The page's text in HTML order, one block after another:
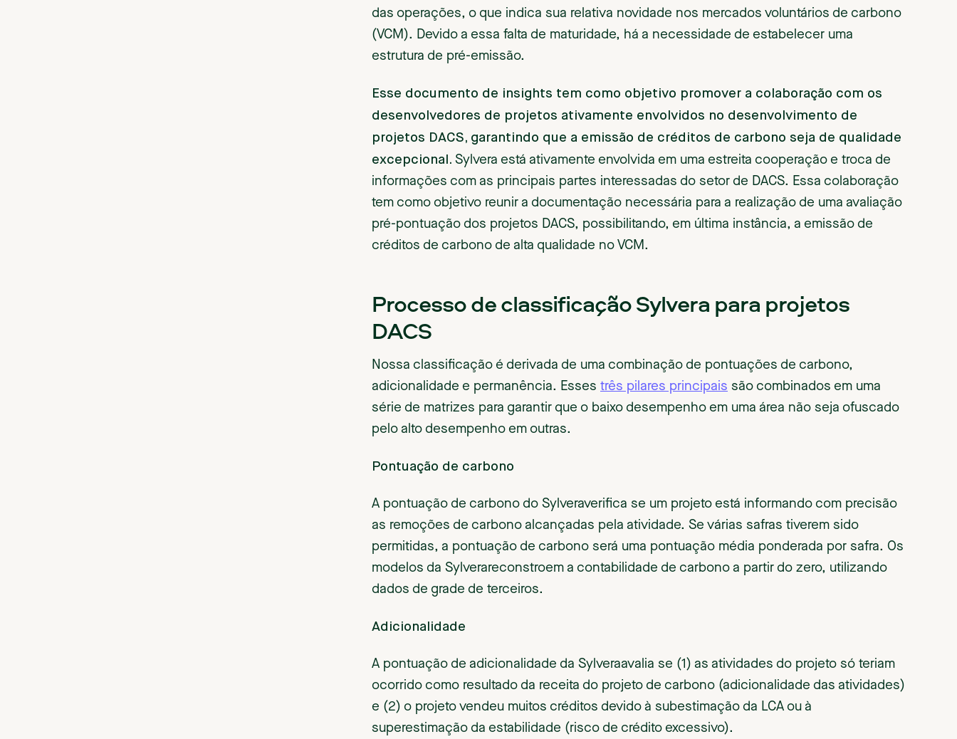
das operações, o que indica sua relativa novidade nos mercados voluntários de carbono
(VCM). Devido a essa falta de maturidade, há a necessidade de estabelecer uma
estrutura de pré-emissão.
Esse documento de insights tem como objetivo promover a colaboração com os
desenvolvedores de projetos ativamente envolvidos no desenvolvimento de
projetos DACS, garantindo que a emissão de créditos de carbono seja de qualidade
excepcional. Sylvera está ativamente envolvida em uma estreita cooperação e troca de
informações com as principais partes interessadas do setor de DACS. Essa colaboração
tem como objetivo reunir a documentação necessária para a realização de uma avaliação
pré-pontuação dos projetos DACS, possibilitando, em última instância, a emissão de
créditos de carbono de alta qualidade no VCM.
Processo de classificação Sylvera para projetos
DACS
Nossa classificação é derivada de uma combinação de pontuações de carbono,
adicionalidade e permanência. Esses três pilares principais são combinados em uma
série de matrizes para garantir que o baixo desempenho em uma área não seja ofuscado
pelo alto desempenho em outras.
Pontuação de carbono
A pontuação de carbono do Sylveraverifica se um projeto está informando com precisão
as remoções de carbono alcançadas pela atividade. Se várias safras tiverem sido
permitidas, a pontuação de carbono será uma pontuação média ponderada por safra. Os
modelos da Sylverareconstroem a contabilidade de carbono a partir do zero, utilizando
dados de grade de terceiros.
Adicionalidade
A pontuação de adicionalidade da Sylveraavalia se (1) as atividades do projeto só teriam
ocorrido como resultado da receita do projeto de carbono (adicionalidade das atividades)
e (2) o projeto vendeu muitos créditos devido à subestimação da LCA ou à
superestimação da estabilidade (risco de crédito excessivo).